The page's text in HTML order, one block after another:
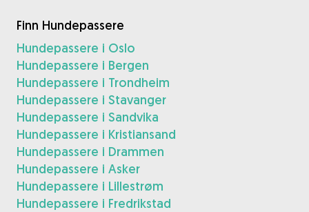
Finn Hundepassere
Hundepassere i Oslo
Hundepassere i Bergen
Hundepassere i Trondheim
Hundepassere i Stavanger
Hundepassere i Sandvika
Hundepassere i Kristiansand
Hundepassere i Drammen
Hundepassere i Asker
Hundepassere i Lillestrøm
Hundepassere i Fredrikstad